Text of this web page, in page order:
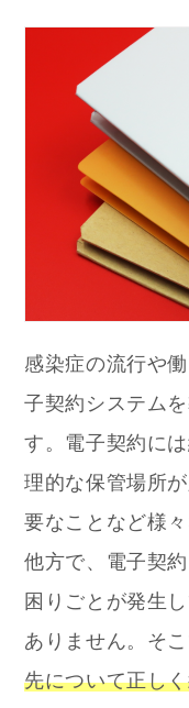
感染症の流行や
子契約システム
す。電子契約に
理的な保管場所
要なことなど様
他方で、電子契
困りごとが発生
ありません。そ
先について正し